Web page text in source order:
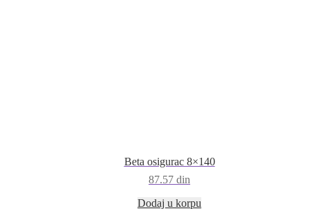
Beta osigurac 8×140
87.57 din
Dodaj u korpu